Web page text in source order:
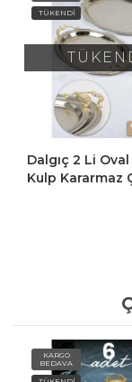
TÜKENDİ
Dalgıç 2 Li
Kulp Kararmaz
KARGO
BEDAVA